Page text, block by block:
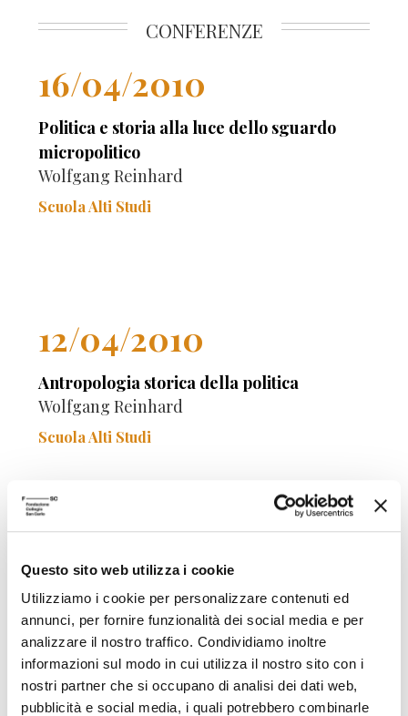
Questo sito web utilizza i cookie
Utilizziamo i cookie per personalizzare contenuti ed
annunci, per fornire funzionalità dei social media e per
analizzare il nostro traffico. Condividiamo inoltre
informazioni sul modo in cui utilizza il nostro sito con i
nostri partner che si occupano di analisi dei dati web,
pubblicità e social media, i quali potrebbero combinarle
CONFERENZE
16/04/2010
Politica e storia alla luce dello sguardo
micropolitico
Wolfgang Reinhard
Scuola Alti Studi
12/04/2010
Antropologia storica della politica
Wolfgang Reinhard
Scuola Alti Studi
24/11/2003
L'Europa fuori dall'Europa
L'espansione degli Imperi coloniali in età moderna
Wolfgang Reinhard